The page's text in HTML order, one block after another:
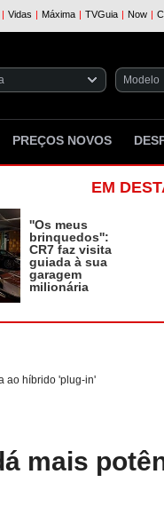
PREÇOS NOVOS
EM
''Os meus
brinquedos'':
CR7 faz visita
guiada à sua
garagem
milionária
ao híbrido 'plug-in'
mais